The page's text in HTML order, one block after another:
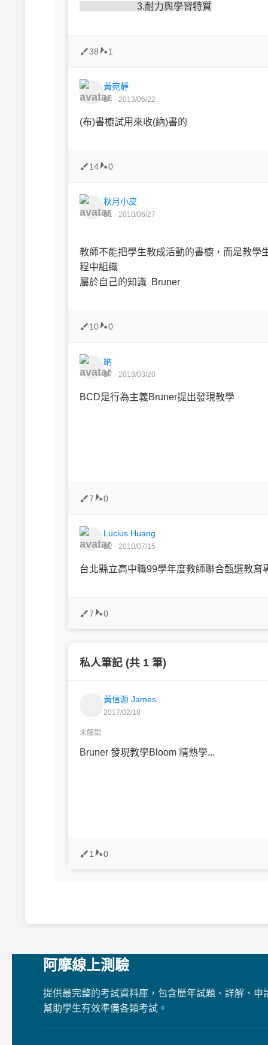
3.耐力與學習特質
38 1
黃宛靜
B4 · 2013/06/22
(布)書櫥試用來收(納)書的
14 0
秋月小皮
B1 · 2010/06/27
教師不能把學生教成活動的書櫥，而是教學
程中組織
屬於自己的知識 Bruner
10 0
納
B7 · 2019/03/20
BCD是行為主義Bruner提出發現教學
7 0
Lucius Huang
B2 · 2010/07/15
台北縣立高中職99學年度教師聯合甄選教育
7 0
私人筆記 (共 1 筆)
黃信源 James
2017/02/18
未解鎖
Bruner 發現教學Bloom 精熟學...
1 0
阿摩線上測驗
提供最完整的考試資料庫，包含歷年試題、詳解、申
幫助學生有效準備各類考試。